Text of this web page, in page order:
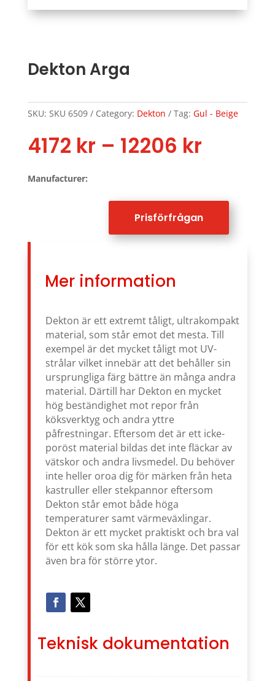
Dekton Arga
SKU: SKU 6509 Category: Dekton Tag: Gul - Beige
4172 kr – 12206 krPrice
12206
Manufacturer:
Prisförfrågan
Mer information
Dekton är ett extremt tåligt, ultrakompakt
material, som står emot det mesta. Till
exempel är det mycket tåligt mot UV-
strålar vilket innebär att det behåller sin
ursprungliga färg bättre än många andra
material. Därtill har Dekton en mycket
hög beständighet mot repor från
köksverktyg och andra yttre
påfrestningar. Eftersom det är ett icke-
poröst material bildas det inte fläckar av
vätskor och andra livsmedel. Du behöver
inte heller oroa dig för märken från heta
kastruller eller stekpannor eftersom
Dekton står emot både höga
temperaturer samt värmeväxlingar.
Dekton är ett mycket praktiskt och bra val
för ett kök som ska hålla länge. Det passar
även bra för större ytor.
Teknisk dokumentation